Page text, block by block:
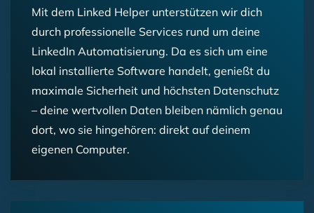
Mit dem Linked Helper unterstützen wir dich
durch professionelle Services rund um deine
LinkedIn Automatisierung. Da es sich um eine
lokal installierte Software handelt, genießt du
maximale Sicherheit und höchsten Datenschutz
– deine wertvollen Daten bleiben nämlich genau
dort, wo sie hingehören: direkt auf deinem
eigenen Computer.